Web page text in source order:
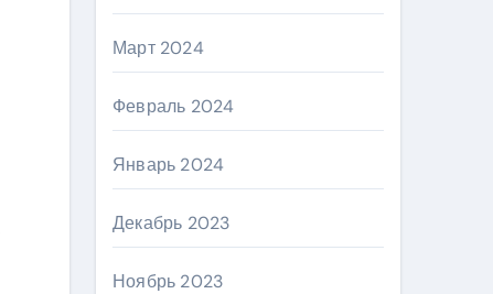
Март 2024
Февраль 2024
Январь 2024
Декабрь 2023
Ноябрь 2023